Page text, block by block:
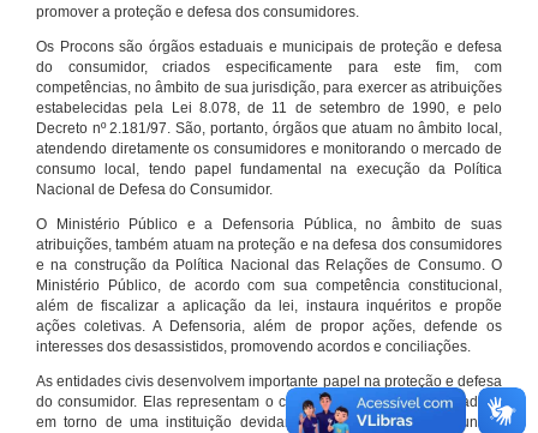
promover a proteção e defesa dos consumidores.
Os Procons são órgãos estaduais e municipais de proteção e defesa
do consumidor, criados especificamente para este fim, com
competências, no âmbito de sua jurisdição, para exercer as atribuições
estabelecidas pela Lei 8.078, de 11 de setembro de 1990, e pelo
Decreto nº 2.181/97. São, portanto, órgãos que atuam no âmbito local,
atendendo diretamente os consumidores e monitorando o mercado de
consumo local, tendo papel fundamental na execução da Política
Nacional de Defesa do Consumidor.
O Ministério Público e a Defensoria Pública, no âmbito de suas
atribuições, também atuam na proteção e na defesa dos consumidores
e na construção da Política Nacional das Relações de Consumo. O
Ministério Público, de acordo com sua competência constitucional,
além de fiscalizar a aplicação da lei, instaura inquéritos e propõe
ações coletivas. A Defensoria, além de propor ações, defende os
interesses dos desassistidos, promovendo acordos e conciliações.
As entidades civis desenvolvem importante papel na proteção e defesa
do consumidor. Elas representam o conjunto organizado de cidadãos
em torno de uma instituição devidamente registrada e com função